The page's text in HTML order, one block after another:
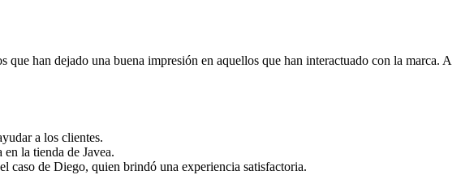
han dejado una buena impresión en aquellos que han interactuado con la marca. A
a los clientes.
la tienda de Javea.
caso de Diego, quien brindó una experiencia satisfactoria.